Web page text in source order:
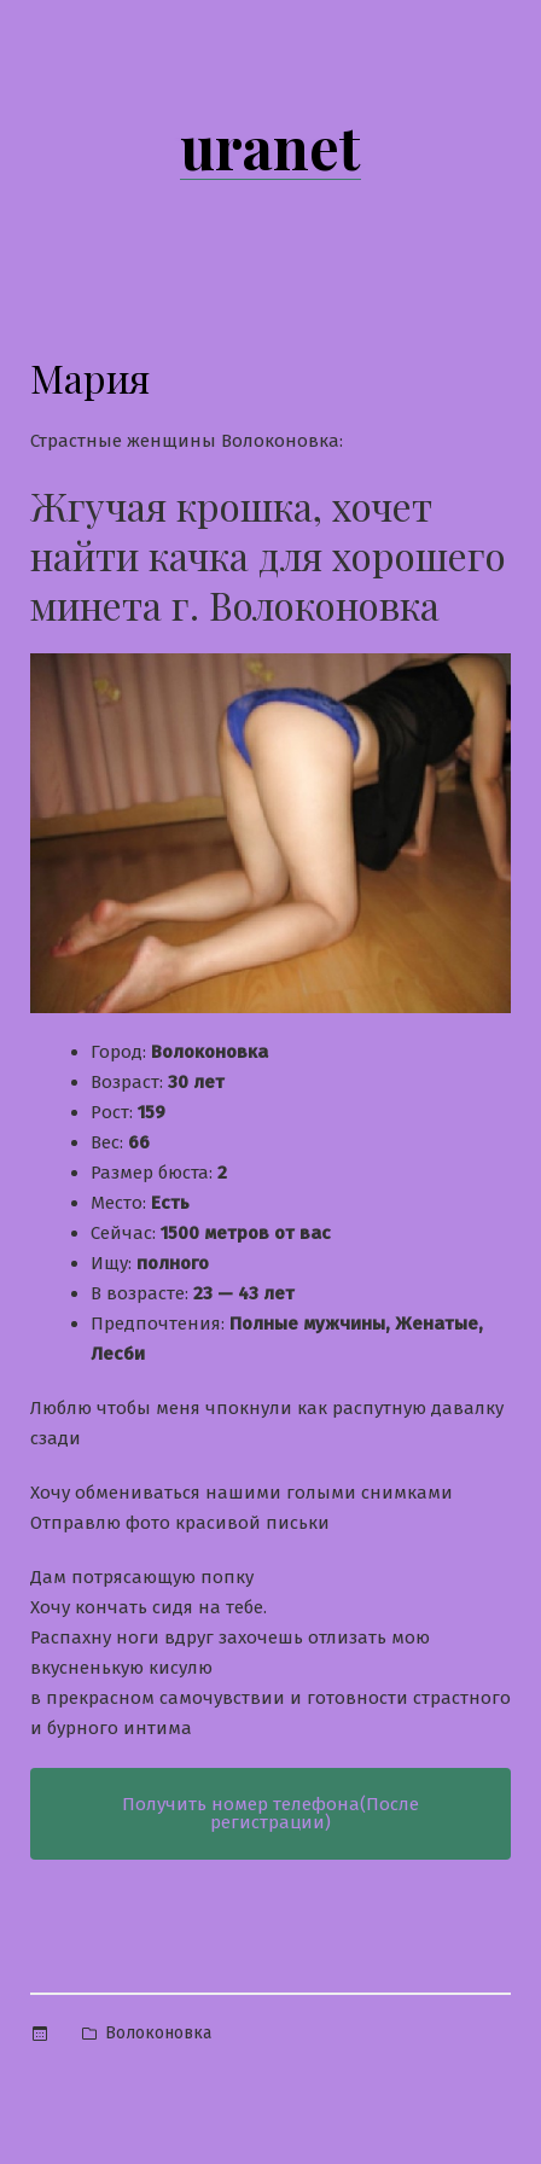
uranet
Мария
Страстные женщины Волоконовка:
Жгучая крошка, хочет
найти качка для хорошего
минета г. Волоконовка
Город: Волоконовка
Возраст: 30 лет
Рост: 159
Вес: 66
Размер бюста: 2
Место: Есть
Сейчас: 1500 метров от вас
Ищу: полного
В возрасте: 23 — 43 лет
Предпочтения: Полные мужчины, Женатые,
Лесби
Люблю чтобы меня чпокнули как распутную давалку
сзади
Хочу обмениваться нашими голыми снимками
Отправлю фото красивой письки
Дам потрясающую попку
Хочу кончать сидя на тебе.
Распахну ноги вдруг захочешь отлизать мою
вкусненькую кисулю
в прекрасном самочувствии и готовности страстного
и бурного интима
Получить номер телефона(После
регистрации)
Опубликовано
Волоконовка